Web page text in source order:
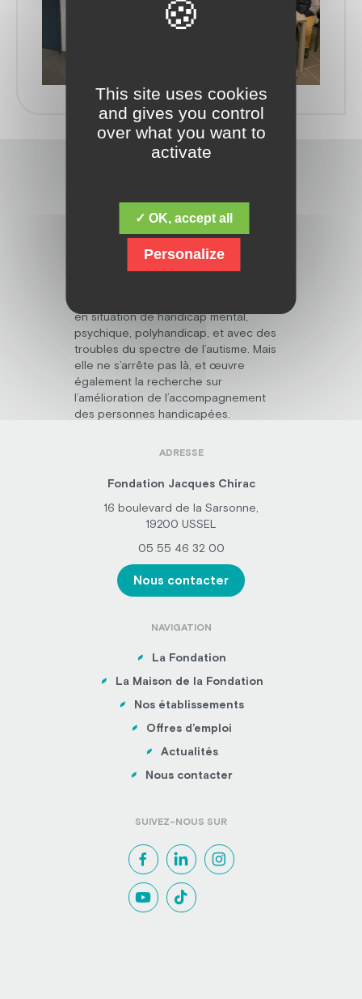
en situation de handicap mental,
psychique, polyhandicap, et avec des
troubles du spectre de l’autisme. Mais
elle ne s’arrête pas là, et œuvre
également la recherche sur
l’amélioration de l’accompagnement
des personnes handicapées.
ADRESSE
Fondation Jacques Chirac
16 boulevard de la Sarsonne,
19200 USSEL
05 55 46 32 00
Nous contacter
NAVIGATION
La Fondation
La Maison de la Fondation
Nos établissements
Offres d’emploi
Actualités
Nous contacter
SUIVEZ-NOUS SUR
This site uses cookies
and gives you control
over what you want to
activate
✓ OK, accept all
Personalize